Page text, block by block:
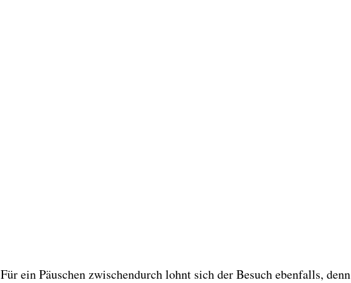
Für ein Päuschen zwischendurch lohnt sich der Besuch ebenfalls, denn